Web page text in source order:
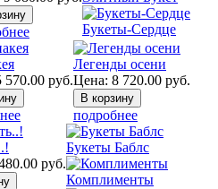
570.00 руб.
Легенды осени
Цена: 8 720.00 руб.
подробнее
руб.
Букеты-Сердце
Букеты Баблс
Комплименты